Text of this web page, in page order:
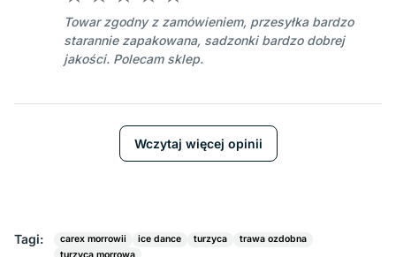
Towar zgodny z zamówieniem, przesyłka bardzo
starannie zapakowana, sadzonki bardzo dobrej
jakości. Polecam sklep.
Wczytaj więcej opinii
Tagi: carex morrowii ice dance turzyca
trawa ozdobna
turzyca morrowa